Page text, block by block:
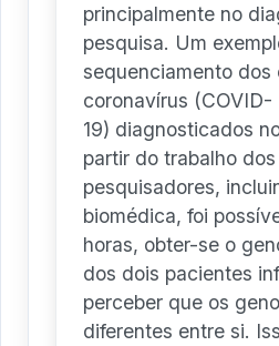
principalmente no
pesquisa. Um
sequenciamento dos
coronavírus (COVID-
19) diagnosticados
partir do trabalho dos
pesquisadores,
biomédica, foi
horas, obter-se o
dos dois pacientes
perceber que os
diferentes entre si.